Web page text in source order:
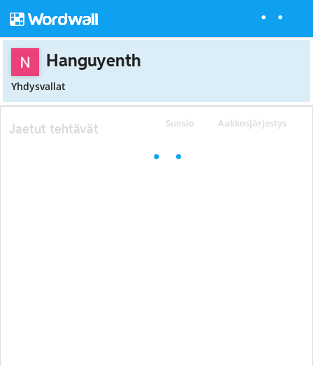
Hanguyenth
Yhdysvallat
Suosio Aakkosjärjestys
Jaetut tehtävät